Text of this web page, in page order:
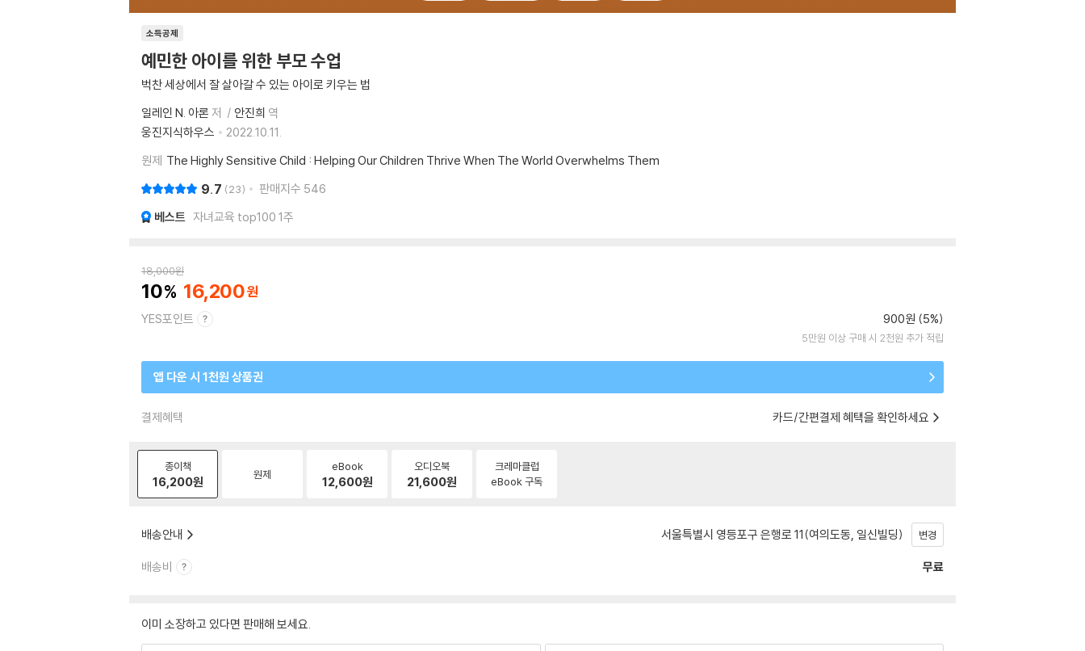
소득공제
예민한 아이를 위한 부모 수업
벅찬 세상에서 잘 살아갈 수 있는 아이로 키우는 법
일레인 N. 아론 저 안진희 역
웅진지식하우스
2022.10.11.
원제 The Highly Sensitive Child : Helping Our Children Thrive When The World Overwhelms Them
9.7 23 판매지수 546
베스트 자녀교육 top100 1주
18,000원
10 16,200
YES포인트 900원 (5%)
5만원 이상 구매 시 2천원 추가 적립
앱 다운 시 1천원 상품권
결제혜택 카드/간편결제 혜택을 확인하세요
종이책
16,200원 원제
eBook
12,600원
오디오북
21,600원
크레마클럽
eBook 구독
배송안내 서울특별시 영등포구 은행로 11(여의도동, 일신빌딩) 변경
배송비 무료
이미 소장하고 있다면 판매해 보세요.